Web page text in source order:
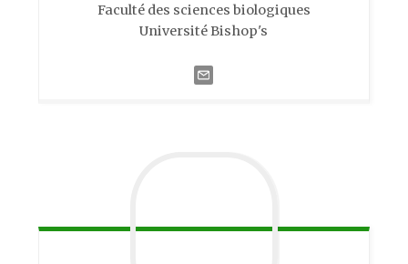
Faculté des sciences biologiques
Université Bishop's